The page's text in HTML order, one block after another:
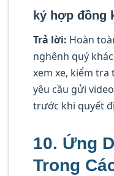
ký hợp đồng
Trả lời: Hoàn
nghênh quý
xem xe, kiểm tra
yêu cầu gửi
trước khi quyết
10. Ứng
Trong